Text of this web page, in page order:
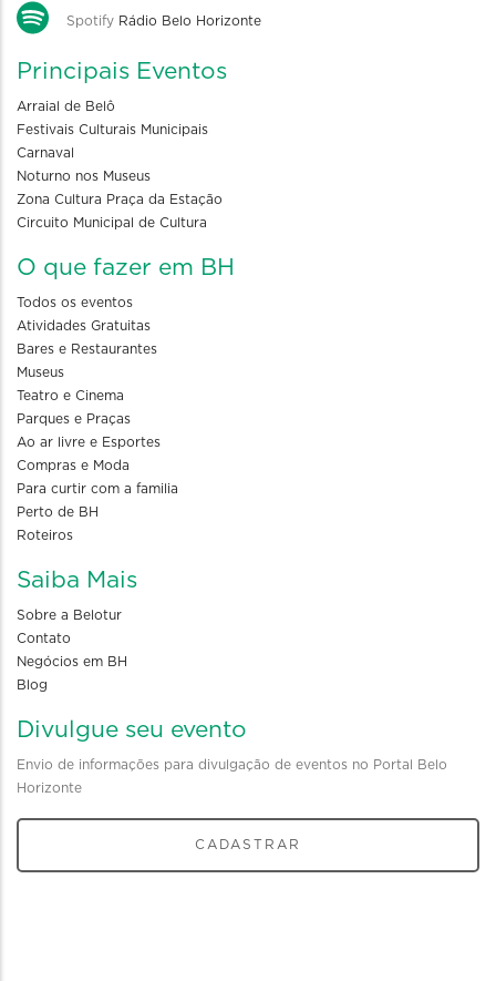
Spotify Rádio Belo Horizonte
Principais Eventos
Arraial de Belô
Festivais Culturais Municipais
Carnaval
Noturno nos Museus
Zona Cultura Praça da Estação
Circuito Municipal de Cultura
O que fazer em BH
Todos os eventos
Atividades Gratuitas
Bares e Restaurantes
Museus
Teatro e Cinema
Parques e Praças
Ao ar livre e Esportes
Compras e Moda
Para curtir com a familia
Perto de BH
Roteiros
Saiba Mais
Sobre a Belotur
Contato
Negócios em BH
Blog
Divulgue seu evento
Envio de informações para divulgação de eventos no Portal Belo
Horizonte
CADASTRAR